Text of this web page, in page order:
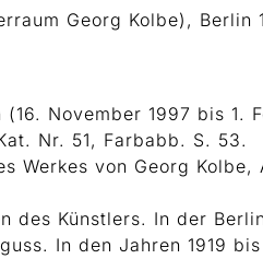
Georg Kolbe), Berlin
November 1997 bis 1.
Nr. 51, Farbabb. S. 53.
von Georg
des Künstlers. In der
In den Jahren 1919